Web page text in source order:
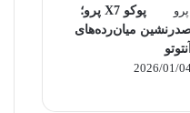
پوکو X7 پرو؛
میان‌رده‌های
آنتوتو
2026/01/